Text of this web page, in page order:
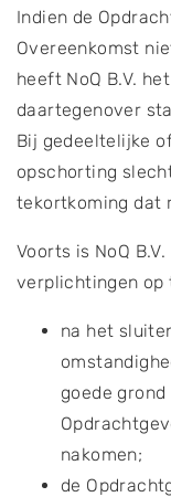
Indien de
Overeenkomst
heeft NoQ B.V.
daartegenover
Bij gedeeltelijke
opschorting
tekortkoming dat
Voorts is NoQ
verplichtingen op
na het
goede
nakomen;
de